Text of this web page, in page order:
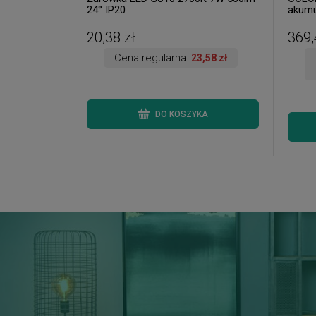
24° IP20
20,38 zł
Cena regularna:23,58 zł
DO KOSZYKA